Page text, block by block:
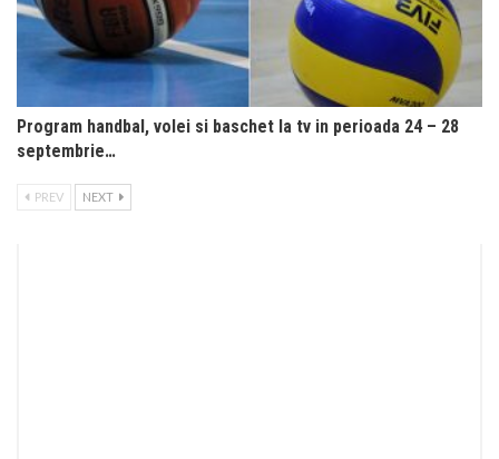
Program handbal, volei si baschet la tv in perioada 24 – 28
septembrie…
PREV NEXT